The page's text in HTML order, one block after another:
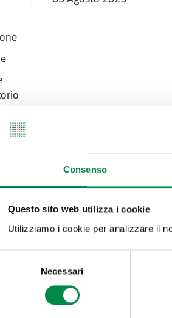
Consenso
Questo sito web utilizza i cookie
Utilizziamo i cookie per analizzare il
Necessari